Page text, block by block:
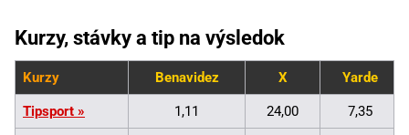
Kurzy, stávky a tip na výsledok
Kurzy Benavidez X Yarde
Tipsport » 1,11 24,00 7,35